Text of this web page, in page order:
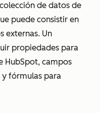
de datos de
puede consistir en
externas. Un
propiedades para
HubSpot, campos
y fórmulas para